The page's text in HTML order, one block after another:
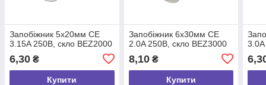
Запобіжник 5х20мм CE
3.15A 250В, скло BEZ2000
6,30 ₴
Купити
Запобіжник 6х30мм СЕ
2.0A 250В, скло BEZ3000
8,10₴
Купити